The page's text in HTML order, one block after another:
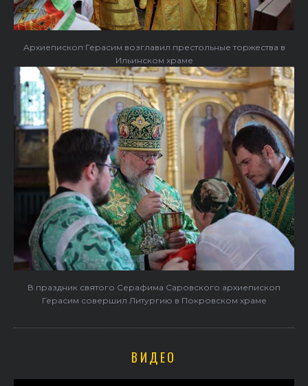
Архиепископ Герасим возглавил престольные торжества в
Ильинском храме
В праздник святого Серафима Саровского архиепископ
Герасим совершил Литургию в Покровском храме
ВИДЕО